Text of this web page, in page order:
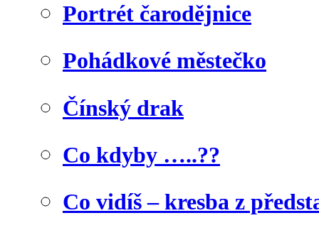
Portrét čarodějnice
Pohádkové městečko
Čínský drak
Co kdyby …..??
Co vidíš – kresba z